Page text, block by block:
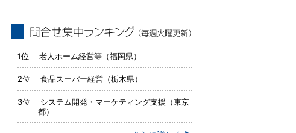
1位 老人ホーム経営等（福岡県）
2位 食品スーパー経営（栃木県）
3位 システム開発・マーケティング支援（東京
都）